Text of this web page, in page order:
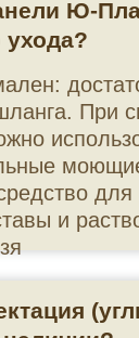
купить в
монтажом — просто
Оставьте
нового
40А
54